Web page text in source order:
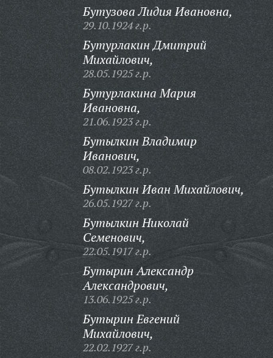
Бутузова Лидия Ивановна,
29.10.1924 г.р.
Бутурлакин Дмитрий
Михайлович,
28.05.1925 г.р.
Бутурлакина Мария
Ивановна,
21.06.1923 г.р.
Бутылкин Владимир
Иванович,
08.02.1923 г.р.
Бутылкин Иван Михайлович,
26.05.1927 г.р.
Бутылкин Николай
Семенович,
22.05.1917 г.р.
Бутырин Александр
Александрович,
13.06.1925 г.р.
Бутырин Евгений
Михайлович,
22.02.1927 г.р.